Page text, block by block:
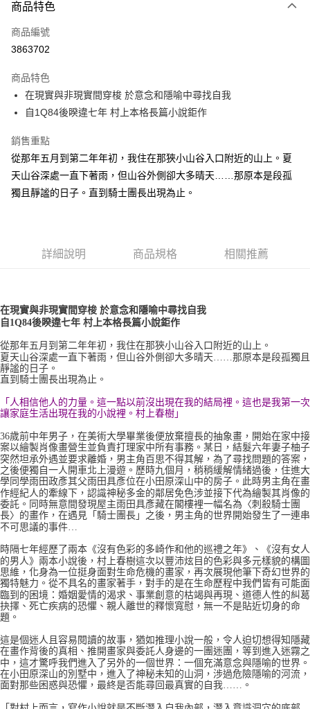
信用卡一次付款
ATM付款
運送方式
付款後全家取貨
每筆NT$60，滿NT$499(含以上)免運費
付款後7-11取貨
每筆NT$60，滿NT$499(含以上)免運費
宅配
商品特色
商品編號
3863702
商品特色
在現實與非現實間穿梭 於意念和隱喻中尋找自我
自1Q84後睽違七年 村上本格長篇小說鉅作
銷售重點
從那年五月到第二年年初，我住在那狹小山谷入口附近的山上。夏
天山谷深處一直下著雨，但山谷外側卻大多晴天……那原本是段孤
獨且靜謐的日子。直到騎士團長出現為止。
詳細說明 商品規格 相關推薦
在現實與非現實間穿梭 於意念和隱喻中尋找自我
自1Q84後睽違七年 村上本格長篇小說鉅作
從那年五月到第二年年初，我住在那狹小山谷入口附近的山上。
夏天山谷深處一直下著雨，但山谷外側卻大多晴天……那原本是段孤獨且
靜謐的日子。
直到騎士團長出現為止。
「人相信他人的力量。這一點以前沒出現在我的結局裡。這也是我第一次
讓家庭生活出現在我的小說裡。村上春樹」
36歲前中年男子，在美術大學畢業後便放棄擅長的抽象畫，開始在家中接
案以繪製肖像畫營生並負責打理家中所有事務。某日，結髮六年妻子柚子
突然坦承外遇並要求離婚，男主角百思不得其解，為了尋找問題的答案，
之後便獨自一人開車北上漫遊。歷時九個月，稍稍緩解情緒過後，住進大
學同學雨田政彥其父雨田具彥位在小田原深山中的房子。此時男主角在畫
作經紀人的牽線下，認識神秘多金的鄰居免色涉並接下代為繪製其肖像的
委託。同時無意間發現屋主雨田具彥藏在閣樓裡一幅名為〈刺殺騎士團
長〉的畫作，在遇見「騎士團長」之後，男主角的世界開始發生了一連串
不可思議的事件…
時隔七年經歷了兩本《沒有色彩的多崎作和他的巡禮之年》、《沒有女人
的男人》兩本小說後，村上春樹這次以豐沛炫目的色彩與多元樣貌的構圖
思維，化身為一位挺身面對生命危機的畫家，再次展現他筆下奇幻世界的
獨特魅力。從不具名的畫家著手，對手的是在生命歷程中我們皆有可能面
臨到的困境：婚姻愛情的渴求、事業創意的枯竭與再現、道德人性的糾葛
抉擇、死亡疾病的恐懼、親人離世的釋懷寬慰，無一不是貼近切身的命
題。
這是個迷人且容易閱讀的故事，猶如推理小說一般，令人迫切想得知隱藏
在畫作背後的真相、推開畫家與委託人身邊的一團迷團，等到進入迷霧之
中，這才驚呼我們進入了另外的一個世界：一個充滿意念與隱喻的世界。
在小田原深山的別墅中，進入了神秘未知的山洞，涉過危險隱喻的河流，
面對那些困惑與恐懼，最終是否能尋回最真實的自我……。